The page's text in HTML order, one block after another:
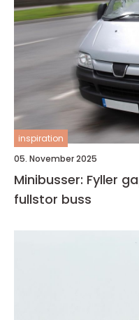
inspiration
05. November 2025
Minibusser: Fyller
fullstor buss